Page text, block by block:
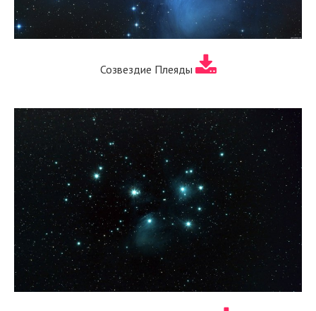
Созвездие Плеяды